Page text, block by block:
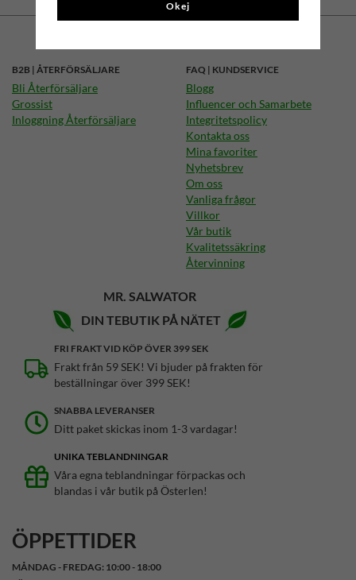
B2B | ÅTERFÖRSÄLJARE
Bli Återförsäljare
Grossist
Inloggning Återförsäljare
FAQ | KUNDSERVICE
Blogg
Influencer och Samarbete
Integritetspolicy
Kontakta oss
Mina favoriter
Nyhetsbrev
Om oss
Vanliga frågor
Villkor
Vår butik
Kvalitetssäkring
Återvinning
MR. SALWATOR
DIN TEBUTIK PÅ NÄTET
FRI FRAKT VID KÖP ÖVER 399 SEK
Frakt från 59 SEK! Vi bjuder på frakten för
beställningar över 399 SEK!
SNABBA LEVERANSER
Ditt paket skickas inom 1-3 vardagar!
UNIKA TEBLANDNINGAR
Våra egna teblandningar förpackas och
blandas i vår butik på Österlen!
ÖPPETTIDER
MÅNDAG - FREDAG: 10:00 - 18:00
Okej